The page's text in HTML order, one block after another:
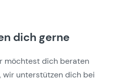
dich gerne
möchtest dich beraten
wir unterstützen dich bei